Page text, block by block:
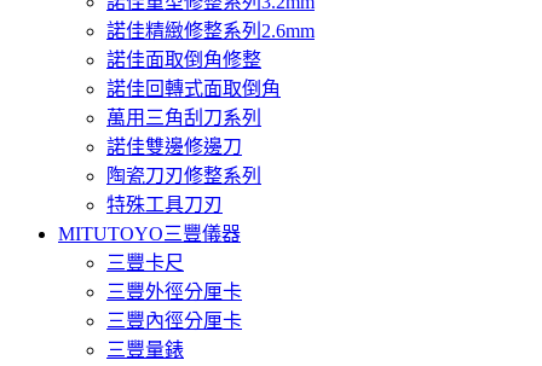
諾佳精緻修整系列2.6mm
諾佳面取倒角修整
諾佳回轉式面取倒角
萬用三角刮刀系列
諾佳雙邊修邊刀
陶瓷刀刃修整系列
特殊工具刀刃
MITUTOYO三豐儀器
三豐卡尺
三豐外徑分厘卡
三豐內徑分厘卡
三豐量錶